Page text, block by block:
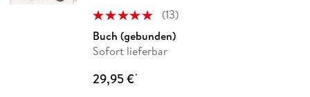
(13)
Buch (gebunden)
Sofort lieferbar
29,95 €*